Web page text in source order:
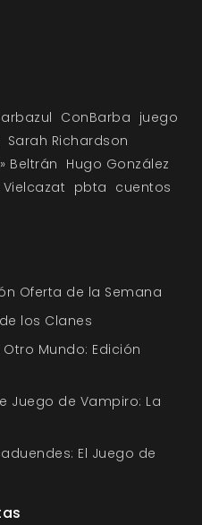
ConBarba juego
Sarah Richardson
Beltrán
Hugo González
pbta cuentos
Oferta de la Semana
los Clanes
Mundo: Edición
Juego de Vampiro: La
El Juego de